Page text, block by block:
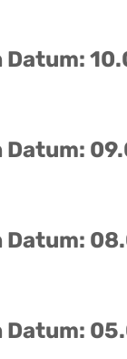
Datum:
Datum:
Datum: